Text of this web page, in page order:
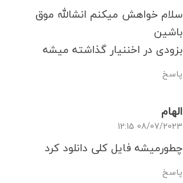
سلام خواهش میکنم انشالله موق
باشین
بزودی در اخننیار گذاشته میشه
پاسخ
الهام
08/07/2023 12:15
چطورمیشه فایل کلی دانلود کرد
پاسخ